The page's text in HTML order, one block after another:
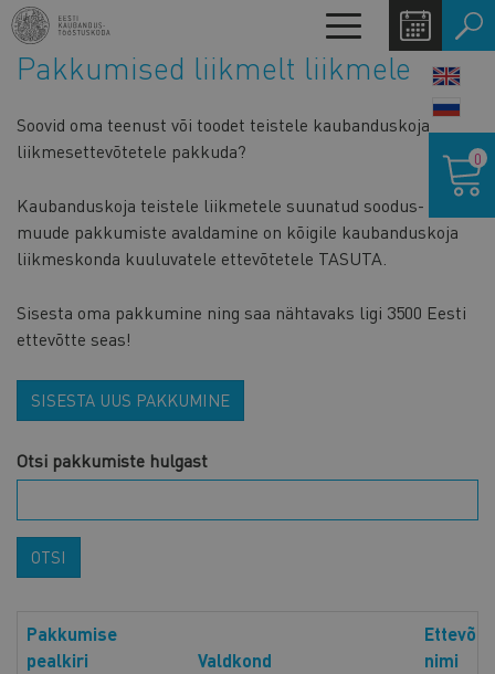
Liigu
edasi
põhisisu
Toggle
navigation
Pakkumised liikmelt liikmele
Soovid oma teenust või toodet teistele kaubanduskoja
liikmesettevõtetele pakkuda?
Kaubanduskoja teistele liikmetele suunatud soodus- ja
muude pakkumiste avaldamine on kõigile kaubanduskoja
liikmeskonda kuuluvatele ettevõtetele TASUTA.
Sisesta oma pakkumine ning saa nähtavaks ligi 3500 Eesti
ettevõtte seas!
SISESTA UUS PAKKUMINE
Otsi pakkumiste hulgast
OTSI
Pakkumise
pealkiri
Valdkond
nimi
0